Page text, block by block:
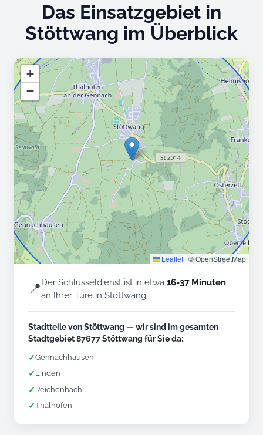
Das Einsatzgebiet in
Stöttwang im Überblick
+
−
Leaflet | © OpenStreetMap
📍Der Schlüsseldienst ist in etwa 16-37 Minuten
an Ihrer Türe in Stöttwang.
Stadtteile von Stöttwang — wir sind im gesamten
Stadtgebiet 87677 Stöttwang für Sie da:
✓Gennachhausen
✓ Linden
✓ Reichenbach
✓Thalhofen